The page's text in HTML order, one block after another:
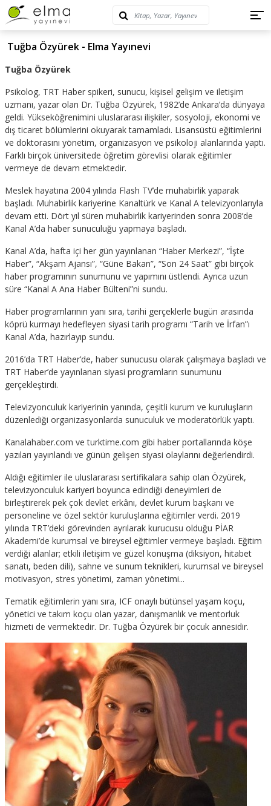
Tuğba Özyürek - Elma Yayınevi
Tuğba Özyürek
Psikolog, TRT Haber spikeri, sunucu, kişisel gelişim ve iletişim
uzmanı, yazar olan Dr. Tuğba Özyürek, 1982’de Ankara’da dünyaya
geldi. Yükseköğrenimini uluslararası ilişkiler, sosyoloji, ekonomi ve
dış ticaret bölümlerini okuyarak tamamladı. Lisansüstü eğitimlerini
ve doktorasını yönetim, organizasyon ve psikoloji alanlarında yaptı.
Farklı birçok üniversitede öğretim görevlisi olarak eğitimler
vermeye de devam etmektedir.
Meslek hayatına 2004 yılında Flash TV’de muhabirlik yaparak
başladı. Muhabirlik kariyerine Kanaltürk ve Kanal A televizyonlarıyla
devam etti. Dört yıl süren muhabirlik kariyerinden sonra 2008’de
Kanal A’da haber sunuculuğu yapmaya başladı.
Kanal A’da, hafta içi her gün yayınlanan “Haber Merkezi”, “İşte
Haber”, “Akşam Ajansı”, “Güne Bakan”, “Son 24 Saat” gibi birçok
haber programının sunumunu ve yapımını üstlendi. Ayrıca uzun
süre “Kanal A Ana Haber Bülteni”ni sundu.
Haber programlarının yanı sıra, tarihi gerçeklerle bugün arasında
köprü kurmayı hedefleyen siyasi tarih programı “Tarih ve İrfan”ı
Kanal A’da, hazırlayıp sundu.
2016’da TRT Haber’de, haber sunucusu olarak çalışmaya başladı ve
TRT Haber’de yayınlanan siyasi programların sunumunu
gerçekleştirdi.
Televizyonculuk kariyerinin yanında, çeşitli kurum ve kuruluşların
düzenlediği organizasyonlarda sunuculuk ve moderatörlük yaptı.
Kanalahaber.com ve turktime.com gibi haber portallarında köşe
yazıları yayınlandı ve günün gelişen siyasi olaylarını değerlendirdi.
Aldığı eğitimler ile uluslararası sertifikalara sahip olan Özyürek,
televizyonculuk kariyeri boyunca edindiği deneyimleri de
birleştirerek pek çok devlet erkânı, devlet kurum başkanı ve
personeline ve özel sektör kuruluşlarına eğitimler verdi. 2019
yılında TRT’deki görevinden ayrılarak kurucusu olduğu PİAR
Akademi’de kurumsal ve bireysel eğitimler vermeye başladı. Eğitim
verdiği alanlar; etkili iletişim ve güzel konuşma (diksiyon, hitabet
sanatı, beden dili), sahne ve sunum teknikleri, kurumsal ve bireysel
motivasyon, stres yönetimi, zaman yönetimi...
Tematik eğitimlerin yanı sıra, ICF onaylı bütünsel yaşam koçu,
yönetici ve takım koçu olan yazar, danışmanlık ve mentorluk
hizmeti de vermektedir. Dr. Tuğba Özyürek bir çocuk annesidir.